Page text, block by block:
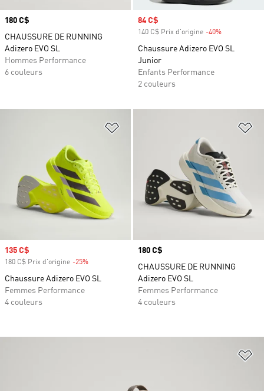
Prix
180 C$
CHAUSSURE DE RUNNING
Adizero EVO SL
Hommes Performance
6 couleurs
Prix soldé
84 C$
140 C$ Prix d'origine -40%
Chaussure Adizero EVO SL
Junior
Enfants Performance
2 couleurs
Ajouter à la Liste de produits
Prix soldé
135 C$
180 C$ Prix d'origine -25%
Chaussure Adizero EVO SL
Femmes Performance
4 couleurs
Prix
180 C$
CHAUSSURE DE RUNNING
Adizero EVO SL
Femmes Performance
4 couleurs